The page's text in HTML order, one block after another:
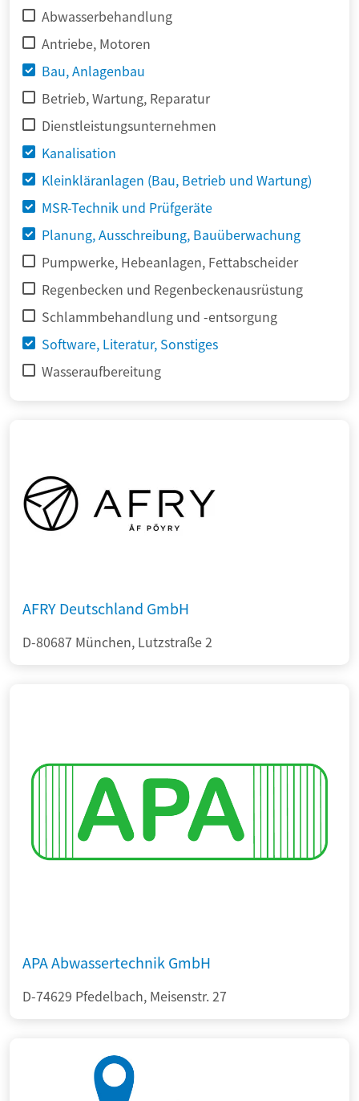
Abwasserbehandlung
Antriebe, Motoren
Bau, Anlagenbau
Betrieb, Wartung, Reparatur
Dienstleistungsunternehmen
Kanalisation
Kleinkläranlagen (Bau, Betrieb und Wartung)
MSR-Technik und Prüfgeräte
Planung, Ausschreibung, Bauüberwachung
Pumpwerke, Hebeanlagen, Fettabscheider
Regenbecken und Regenbeckenausrüstung
Schlammbehandlung und -entsorgung
Software, Literatur, Sonstiges
Wasseraufbereitung
AFRY Deutschland GmbH
D-80687 München, Lutzstraße 2
APA Abwassertechnik GmbH
D-74629 Pfedelbach, Meisenstr. 27